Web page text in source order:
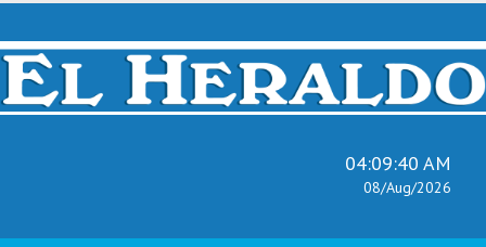
Skip
content
04:09:41 AM
08/Aug/2026